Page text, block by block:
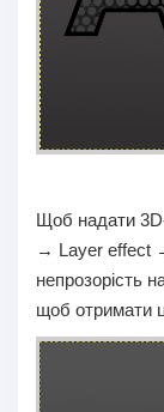
Щоб надати
→ Layer effect
непрозорість
щоб отримати